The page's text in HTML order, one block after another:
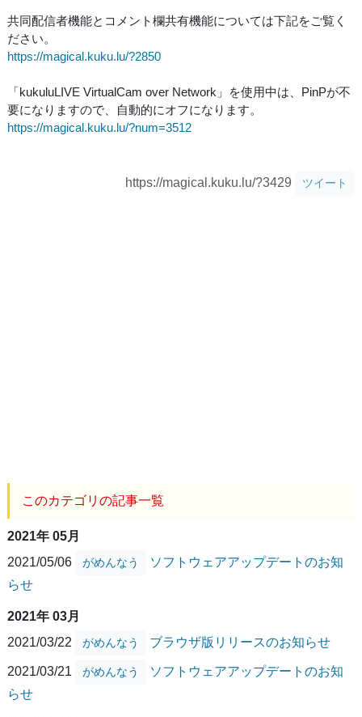
共同配信者機能とコメント欄共有機能については下記をご覧く
ださい。
https://magical.kuku.lu/?2850
「kukuluLIVE VirtualCam over Network」を使用中は、PinPが不
要になりますので、自動的にオフになります。
https://magical.kuku.lu/?num=3512
https://magical.kuku.lu/?3429 ツイート
このカテゴリの記事一覧
2021年 05月
2021/05/06
がめんなう
ソフトウェアアップデートのお知
らせ
2021年 03月
2021/03/22
がめんなう ブラウザ版リリースのお知らせ
2021/03/21 がめんなう
ソフトウェアアップデートのお知
らせ